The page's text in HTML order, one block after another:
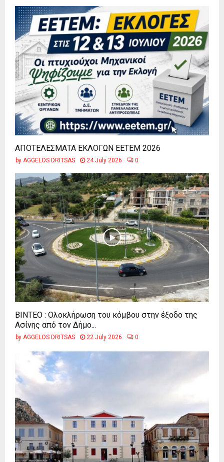
ΑΠΟΤΕΛΕΣΜΑΤΑ ΕΚΛΟΓΩΝ ΕΕΤΕΜ 2026
by AGGELOS DRITSAS 24 July 2026 0
ΒΙΝΤΕΟ : Ολοκλήρωση του κόμβου στην έξοδο της
Ασίνης από τον Δήμο...
by AGGELOS DRITSAS 22 July 2026 0